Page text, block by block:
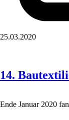
25.03.2020
14.
Ende Januar 2020